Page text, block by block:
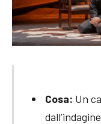
Cosa: Un